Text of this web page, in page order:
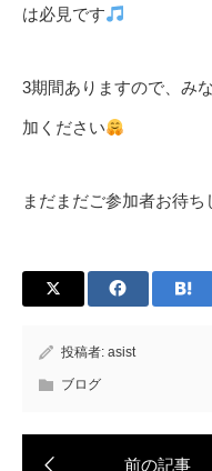
は必見です
3期間ありますので、み
加ください
まだまだご参加者お待ち
投稿者: asist
ブログ